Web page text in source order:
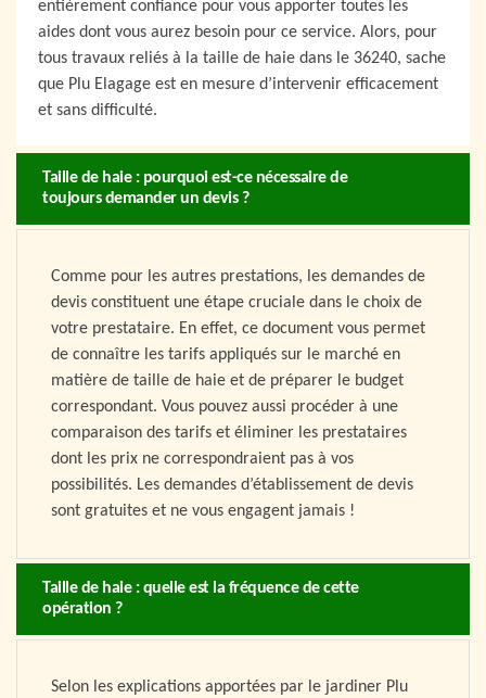
entièrement confiance pour vous apporter toutes les
aides dont vous aurez besoin pour ce service. Alors, pour
tous travaux reliés à la taille de haie dans le 36240, sache
que Plu Elagage est en mesure d’intervenir efficacement
et sans difficulté.
Taille de haie : pourquoi est-ce nécessaire de
toujours demander un devis ?
Comme pour les autres prestations, les demandes de
devis constituent une étape cruciale dans le choix de
votre prestataire. En effet, ce document vous permet
de connaître les tarifs appliqués sur le marché en
matière de taille de haie et de préparer le budget
correspondant. Vous pouvez aussi procéder à une
comparaison des tarifs et éliminer les prestataires
dont les prix ne correspondraient pas à vos
possibilités. Les demandes d’établissement de devis
sont gratuites et ne vous engagent jamais !
Taille de haie : quelle est la fréquence de cette
opération ?
Selon les explications apportées par le jardiner Plu